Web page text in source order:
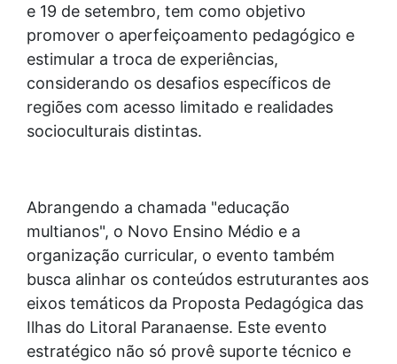
e 19 de setembro, tem como objetivo
promover o aperfeiçoamento pedagógico e
estimular a troca de experiências,
considerando os desafios específicos de
regiões com acesso limitado e realidades
socioculturais distintas.
Abrangendo a chamada "educação
multianos", o Novo Ensino Médio e a
organização curricular, o evento também
busca alinhar os conteúdos estruturantes aos
eixos temáticos da Proposta Pedagógica das
Ilhas do Litoral Paranaense. Este evento
estratégico não só provê suporte técnico e